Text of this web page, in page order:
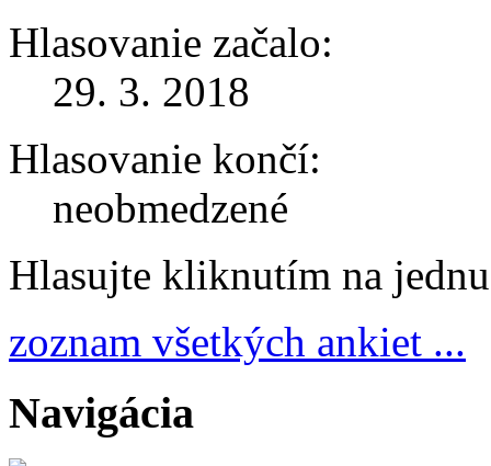
Hlasovanie začalo:
29. 3. 2018
Hlasovanie končí:
neobmedzené
Hlasujte kliknutím na
zoznam všetkých ankiet ...
Navigácia